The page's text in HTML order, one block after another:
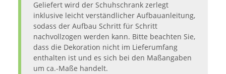
Geliefert wird der Schuhschrank zerlegt
inklusive leicht verständlicher Aufbauanleitung,
sodass der Aufbau Schritt für Schritt
nachvollzogen werden kann. Bitte beachten Sie,
dass die Dekoration nicht im Lieferumfang
enthalten ist und es sich bei den Maßangaben
um ca.-Maße handelt.